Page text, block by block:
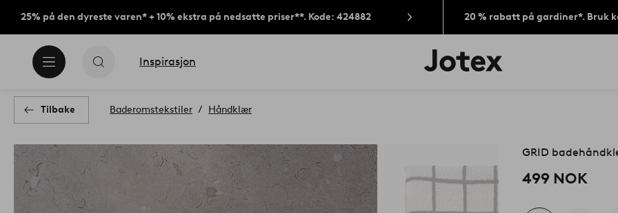
25% på den dyreste varen* + 10% ekstra på nedsatte priser**. Kode: 424882 20 % rabatt på gardiner*. Bruk
Inspirasjon
Jotex’
logo
Tilbake Baderomstekstiler Håndklær
GRID
499 NOK